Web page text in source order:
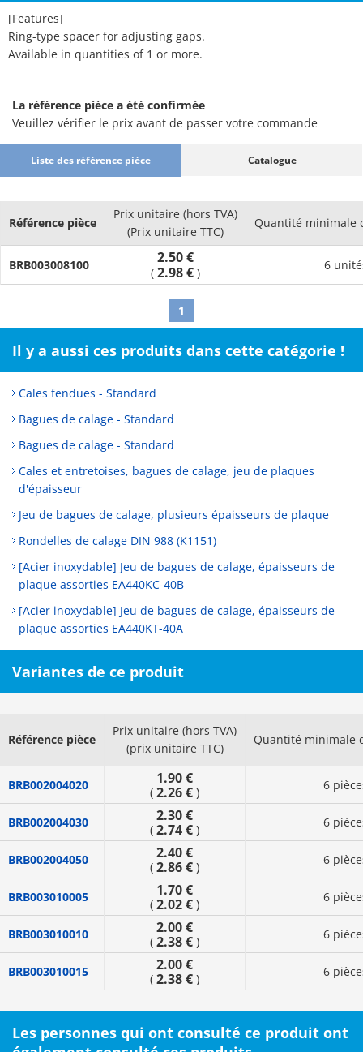
[Features]
Ring-type spacer for adjusting gaps.
Available in quantities of 1 or more.
La référence pièce a été confirmée
Veuillez vérifier le prix avant de passer votre commande
Liste des référence pièce Catalogue
Référence pièce
Prix unitaire (hors TVA)
(Prix unitaire TTC)
Quantité minimale
BRB003008100 2.50 €
( 2.98 € )
6
1
Il y a aussi ces produits dans cette catégorie !
Cales fendues - Standard
Bagues de calage - Standard
Bagues de calage - Standard
Cales et entretoises, bagues de calage, jeu de plaques
d'épaisseur
Jeu de bagues de calage, plusieurs épaisseurs de plaque
Rondelles de calage DIN 988 (K1151)
[Acier inoxydable] Jeu de bagues de calage, épaisseurs de
plaque assorties EA440KC-40B
[Acier inoxydable] Jeu de bagues de calage, épaisseurs de
plaque assorties EA440KT-40A
Variantes de ce produit
Référence pièce
Prix unitaire (hors TVA)
(prix unitaire TTC)
Quantité minimale
BRB002004020 1.90 €
( 2.26 € ) 6
BRB002004030 2.30 €
( 2.74 € ) 6
BRB002004050 2.40 €
( 2.86 € ) 6
BRB003010005 1.70 €
( 2.02 € ) 6
BRB003010010 2.00 €
( 2.38 € ) 6
BRB003010015 2.00 €
( 2.38 € ) 6
Les personnes qui ont consulté ce produit ont